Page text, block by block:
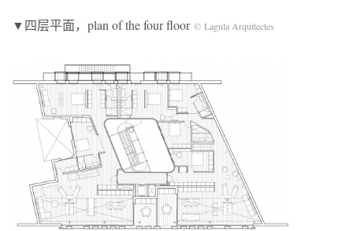
▼四层平面，plan of the four floor © Lagula Arquitectes